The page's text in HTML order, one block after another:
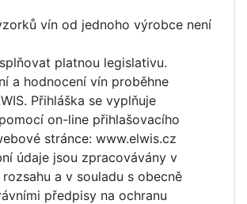
vín od jednoho výrobce není
platnou legislativu.
a hodnocení vín proběhne
Přihláška se vyplňuje
on-line přihlašovacího
stránce: www.elwis.cz
údaje jsou zpracovávány v
a v souladu s obecně
předpisy na ochranu